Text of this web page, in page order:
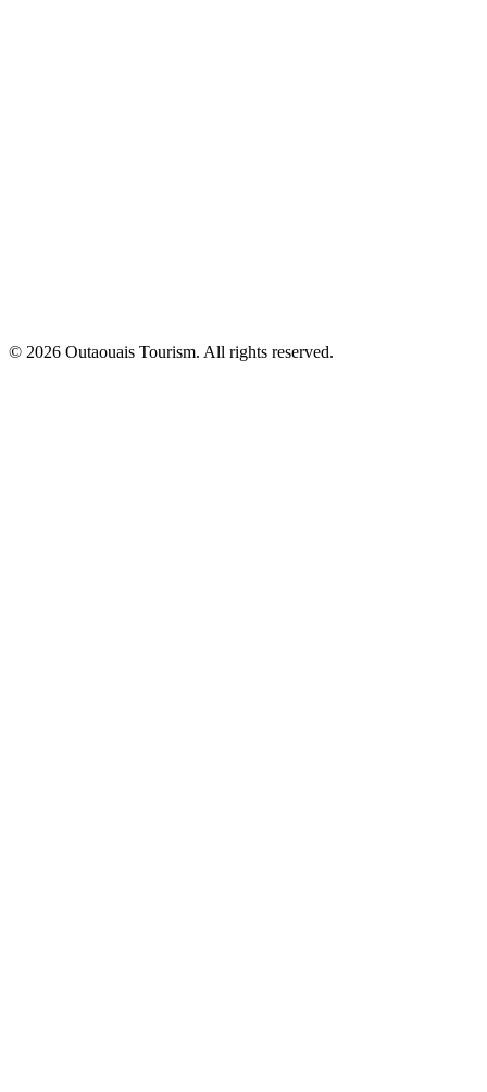
© 2026 Outaouais Tourism. All rights reserved.